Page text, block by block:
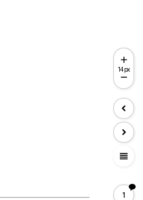
14px
view_headline
1